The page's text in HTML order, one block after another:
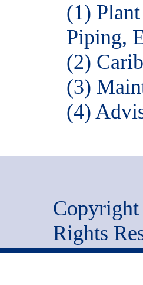
(1)
Piping,
(2)
(3)
(4)
Rights